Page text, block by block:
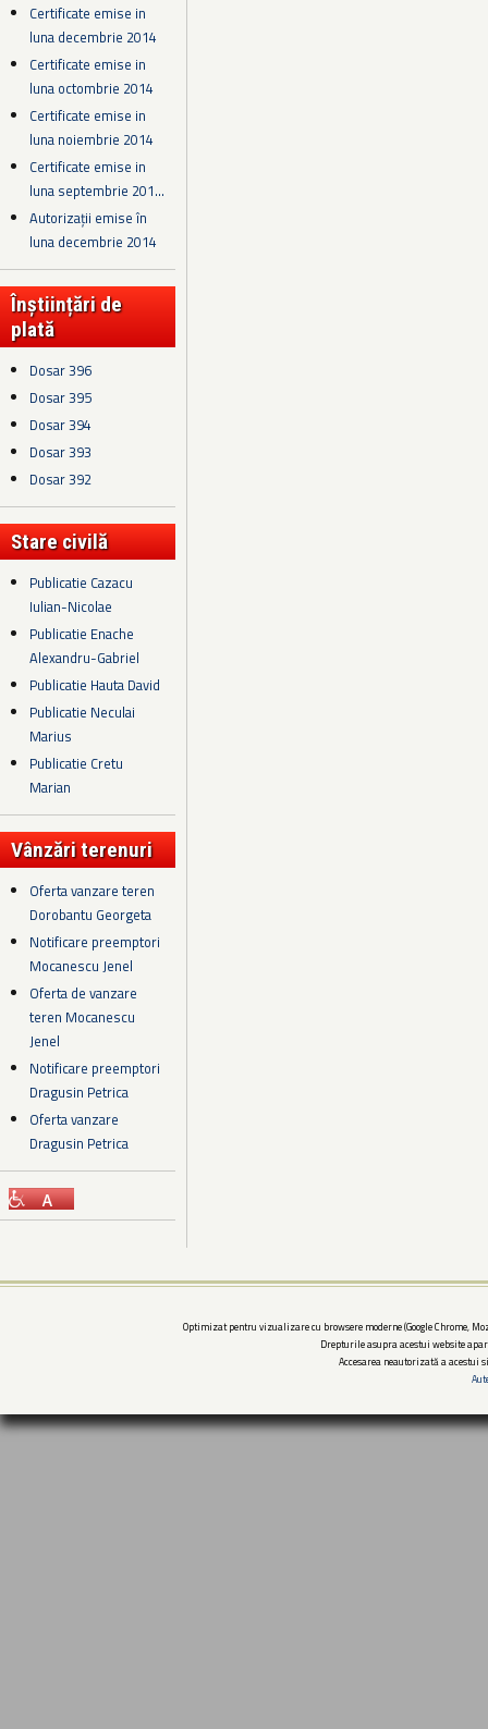
Certificate emise in
luna decembrie 2014
Certificate emise in
luna octombrie 2014
Certificate emise in
luna noiembrie 2014
Certificate emise in
luna septembrie 201...
Autorizații emise în
luna decembrie 2014
Înștiințări de
plată
Dosar 396
Dosar 395
Dosar 394
Dosar 393
Dosar 392
Stare civilă
Publicatie Cazacu
Iulian-Nicolae
Publicatie Enache
Alexandru-Gabriel
Publicatie Hauta David
Publicatie Neculai
Marius
Publicatie Cretu
Marian
Vânzări terenuri
Oferta vanzare teren
Dorobantu Georgeta
Notificare preemptori
Mocanescu Jenel
Oferta de vanzare
teren Mocanescu
Jenel
Notificare preemptori
Dragusin Petrica
Oferta vanzare
Dragusin Petrica
Optimizat pentru vizualizare cu browsere moderne (Google Chrome,
Drepturile asupra acestui website
Accesarea neautorizată a acestui